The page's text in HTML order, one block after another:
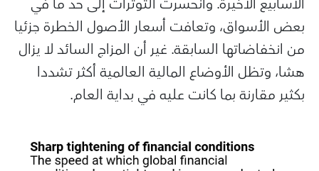
بعض الأسواق، وتعافت أسعار الأصول الخطرة جزئيا
من انخفاضاتها السابقة. غير أن المزاج السائد لا يزال
هشا، وتظل الأوضاع المالية العالمية أكثر تشددا
بكثير مقارنة بما كانت عليه في بداية العام.